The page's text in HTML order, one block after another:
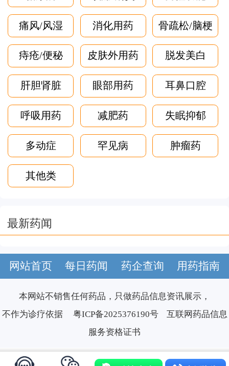
痛风/风湿 消化用药 骨疏松/脑梗
痔疮/便秘 皮肤外用药 脱发美白
肝胆肾脏 眼部用药 耳鼻口腔
呼吸用药 减肥药 失眠抑郁
多动症 罕见病 肿瘤药
其他类
最新药闻
网站首页 每日药闻 药企查询 用药指南
本网站不销售任何药品，只做药品信息资讯展示，
不作为诊疗依据 粤ICP备2025376190号
互联网药品信息
服务资格证书